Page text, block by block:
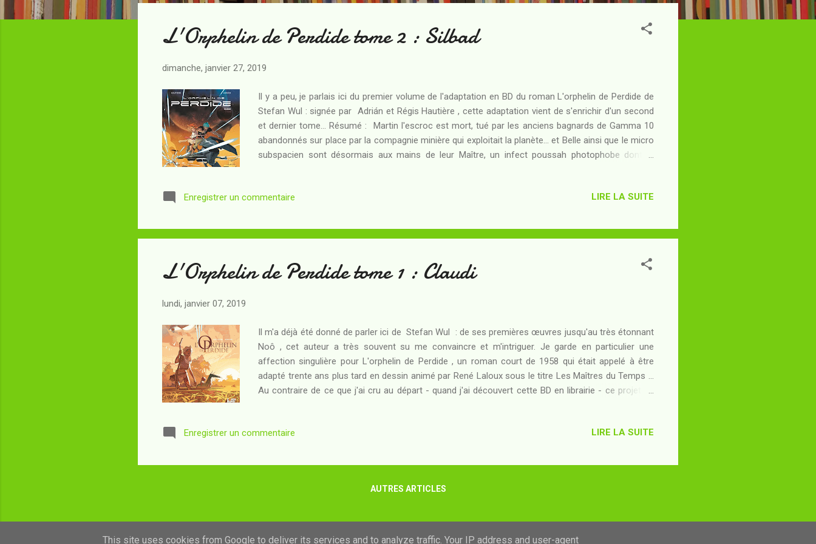
L'Orphelin de Perdide tome 2 : Silbad
dimanche, janvier 27, 2019
Il y a peu, je parlais ici du premier volume de l'adaptation en BD du roman L'orphelin de Perdide de
Stefan Wul : signée par Adrián et Régis Hautière , cette adaptation vient de s'enrichir d'un second
et dernier tome... Résumé : Martin l'escroc est mort, tué par les anciens bagnards de Gamma 10
abandonnés sur place par la compagnie minière qui exploitait la planète... et Belle ainsi que le micro
subspacien sont désormais aux mains de leur Maître, un infect poussah photophobe dont le
Claudi dont la situation sur Perdide est maintenant plus qu'incertaine... Alors que Silbad, resté à
revient pas et d'aller secourir Claudi, le capitaine contreband...
Enregistrer un commentaire LIRE LA SUITE
L'Orphelin de Perdide tome 1 : Claudi
lundi, janvier 07, 2019
Il m'a déjà été donné de parler ici de Stefan Wul : de ses premières œuvres jusqu'au très étonnant
Noô , cet auteur a très souvent su me convaincre et m'intriguer. Je garde en particulier une
affection singulière pour L'orphelin de Perdide , un roman court de 1958 qui était appelé à être
adapté trente ans plus tard en dessin animé par René Laloux sous le titre Les Maîtres du Temps ...
Au contraire de ce que j'ai cru au départ - quand j'ai découvert cette BD en librairie - ce projet ne
imaginaires... Qu'allait donc valoir cette adaptation d'un des romans les plus touchants de Stefan
leurs bunkers... mais Paul et Martha savent qu'il...
Enregistrer un commentaire LIRE LA SUITE
AUTRES ARTICLES
This site uses cookies from Google to deliver its services and to analyze traffic. Your IP address and user-agent